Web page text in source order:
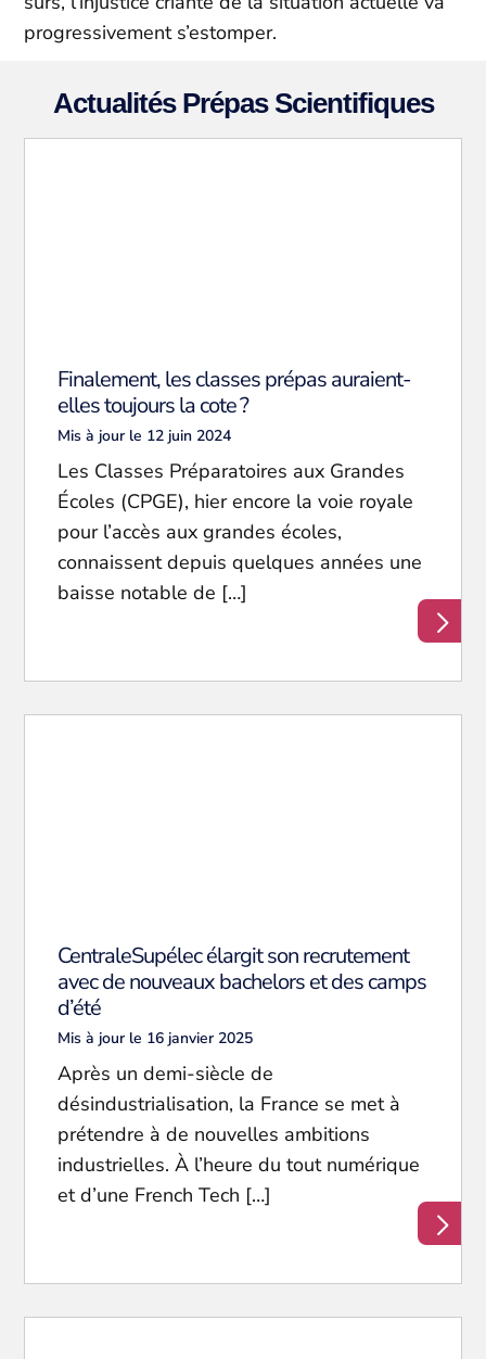
progressivement s’estomper.
Actualités Prépas Scientifiques
Finalement, les classes prépas auraient-
elles toujours la cote ?
Mis à jour le 12 juin 2024
Les Classes Préparatoires aux Grandes
Écoles (CPGE), hier encore la voie royale
pour l’accès aux grandes écoles,
connaissent depuis quelques années une
baisse notable de […]
CentraleSupélec élargit son recrutement
avec de nouveaux bachelors et des camps
d’été
Mis à jour le 16 janvier 2025
Après un demi-siècle de
désindustrialisation, la France se met à
prétendre à de nouvelles ambitions
industrielles. À l’heure du tout numérique
et d’une French Tech […]